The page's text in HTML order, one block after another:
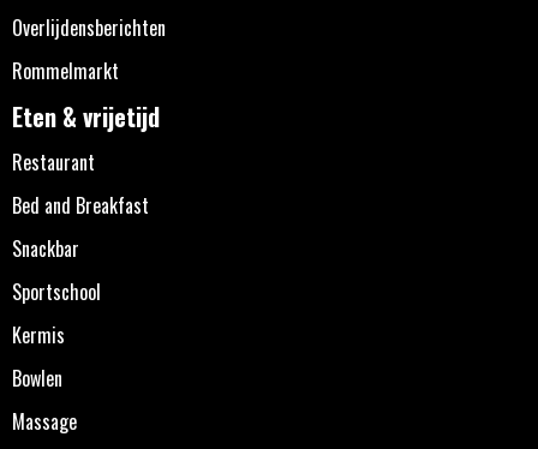
Overlijdensberichten
Rommelmarkt
Eten & vrijetijd
Restaurant
Bed and Breakfast
Snackbar
Sportschool
Kermis
Bowlen
Massage